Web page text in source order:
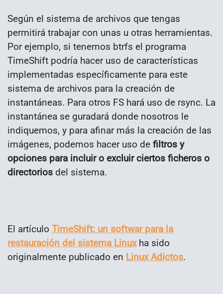
Según el sistema de archivos que tengas
permitirá trabajar con unas u otras herramientas.
Por ejemplo, si tenemos btrfs el programa
TimeShift podría hacer uso de características
implementadas específicamente para este
sistema de archivos para la creación de
instantáneas. Para otros FS hará uso de rsync. La
instantánea se guradará donde nosotros le
indiquemos, y para afinar más la creación de las
imágenes, podemos hacer uso de filtros y
opciones para incluir o excluir ciertos ficheros o
directorios del sistema.
El artículo TimeShift: un softwar para la
restauración del sistema Linuxha sido
originalmente publicado en Linux Adictos.